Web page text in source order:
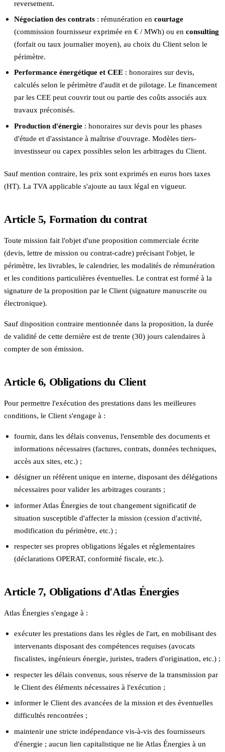
reversement.
Négociation des contrats : rémunération en courtage
(commission fournisseur exprimée en € / MWh) ou en consulting
(forfait ou taux journalier moyen), au choix du Client selon le
périmètre.
Performance énergétique et CEE : honoraires sur devis,
calculés selon le périmètre d'audit et de pilotage. Le financement
par les CEE peut couvrir tout ou partie des coûts associés aux
travaux préconisés.
Production d'énergie : honoraires sur devis pour les phases
d'étude et d'assistance à maîtrise d'ouvrage. Modèles tiers-
investisseur ou capex possibles selon les arbitrages du Client.
Sauf mention contraire, les prix sont exprimés en euros hors taxes
(HT). La TVA applicable s'ajoute au taux légal en vigueur.
Article 5, Formation du contrat
Toute mission fait l'objet d'une proposition commerciale écrite
(devis, lettre de mission ou contrat-cadre) précisant l'objet, le
périmètre, les livrables, le calendrier, les modalités de rémunération
et les conditions particulières éventuelles. Le contrat est formé à la
signature de la proposition par le Client (signature manuscrite ou
électronique).
Sauf disposition contraire mentionnée dans la proposition, la durée
de validité de cette dernière est de trente (30) jours calendaires à
compter de son émission.
Article 6, Obligations du Client
Pour permettre l'exécution des prestations dans les meilleures
conditions, le Client s'engage à :
fournir, dans les délais convenus, l'ensemble des documents et
informations nécessaires (factures, contrats, données techniques,
accès aux sites, etc.) ;
désigner un référent unique en interne, disposant des délégations
nécessaires pour valider les arbitrages courants ;
informer Atlas Énergies de tout changement significatif de
situation susceptible d'affecter la mission (cession d'activité,
modification du périmètre, etc.) ;
respecter ses propres obligations légales et réglementaires
(déclarations OPERAT, conformité fiscale, etc.).
Article 7, Obligations d'Atlas Énergies
Atlas Énergies s'engage à :
exécuter les prestations dans les règles de l'art, en mobilisant des
intervenants disposant des compétences requises (avocats
fiscalistes, ingénieurs énergie, juristes, traders d'origination, etc.) ;
respecter les délais convenus, sous réserve de la transmission par
le Client des éléments nécessaires à l'exécution ;
informer le Client des avancées de la mission et des éventuelles
difficultés rencontrées ;
maintenir une stricte indépendance vis-à-vis des fournisseurs
d'énergie ; aucun lien capitalistique ne lie Atlas Énergies à un